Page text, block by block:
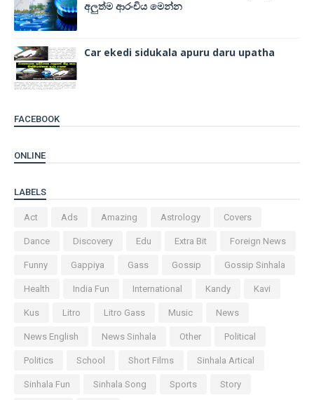
අලුත්ම ආරංචිය මෙන්න
Car ekedi sidukala apuru daru upatha
FACEBOOK
ONLINE
LABELS
Act Ads Amazing Astrology Covers
Dance Discovery Edu Extra Bit Foreign News
Funny Gappiya Gass Gossip Gossip Sinhala
Health India Fun International Kandy Kavi
Kus Litro Litro Gass Music News
News English News Sinhala Other Political
Politics School Short Films Sinhala Artical
Sinhala Fun Sinhala Song Sports Story